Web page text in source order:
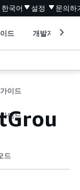
한국어 설정 문의하
드 개발자 도구
이드
이드
드